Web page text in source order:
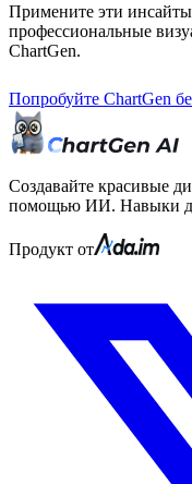
Примените эти
профессиональные
ChartGen.
Попробуйте ChartGen
Создавайте красивые
помощью ИИ. Навыки
Продукт от